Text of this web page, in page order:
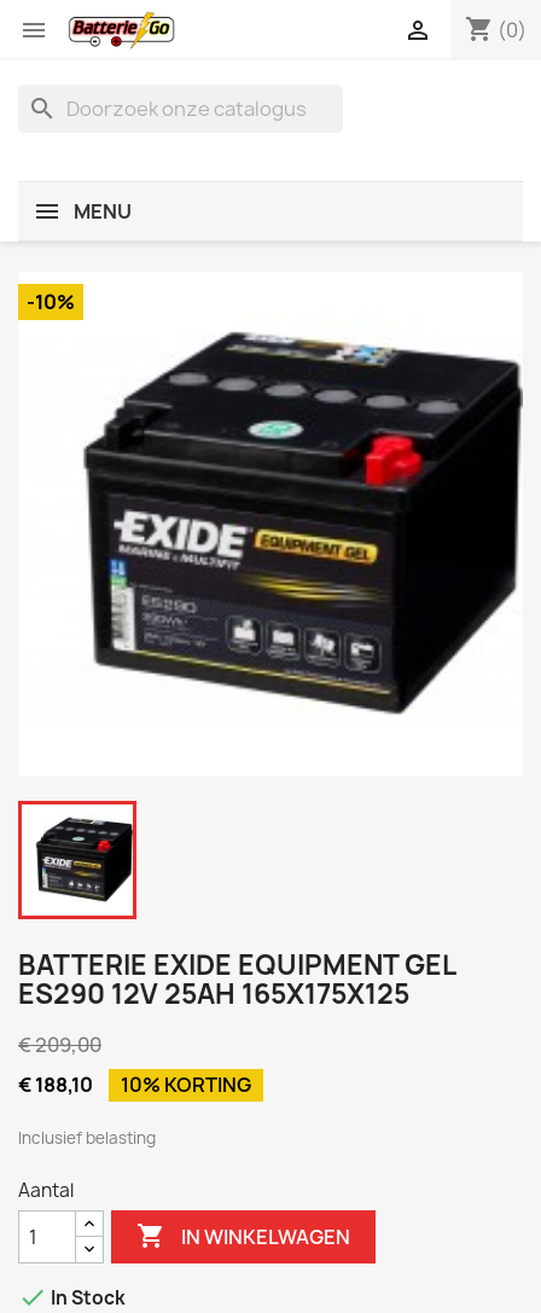
 shopping_cart (0)

search
MENU
-10%
BATTERIE EXIDE EQUIPMENT GEL
ES290 12V 25AH 165X175X125
€ 209,00
€ 188,10
10% KORTING
Inclusief belasting
Aantal
 IN WINKELWAGEN
 In Stock